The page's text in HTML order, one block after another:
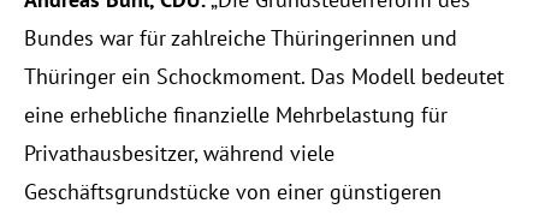
Bundes war für zahlreiche Thüringerinnen und
Thüringer ein Schockmoment. Das Modell bedeutet
eine erhebliche finanzielle Mehrbelastung für
Privathausbesitzer, während viele
Geschäftsgrundstücke von einer günstigeren